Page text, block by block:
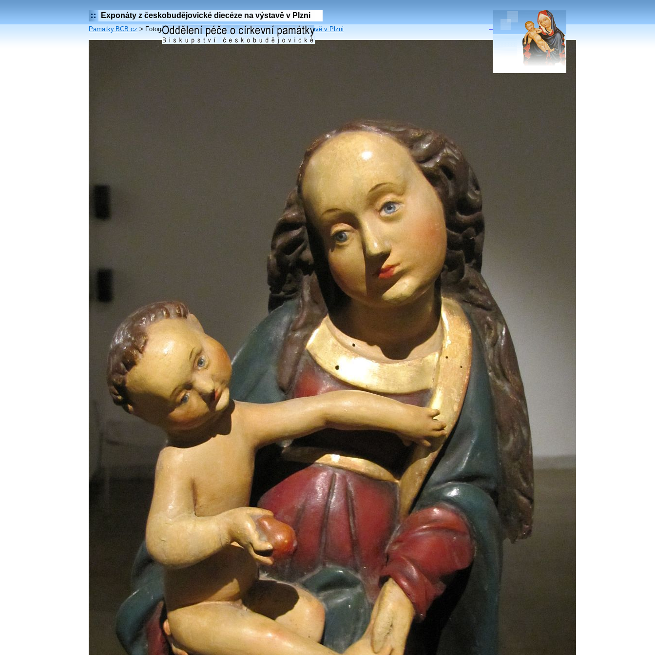
Exponáty z českobudějovické diecéze na výstavě v Plzni
Pamatky.BCB.cz > Fotogalerie:Exponáty z českobudějovické diecéze na výstavě v Plzni |Následující